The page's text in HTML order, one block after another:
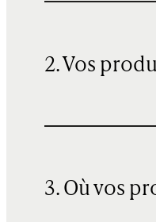
2. Vos
3. Où vos